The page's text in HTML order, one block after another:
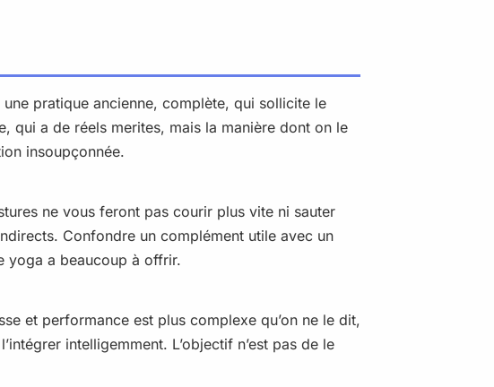
pratique ancienne, complète, qui sollicite le
qui a de réels merites, mais la manière dont on le
insoupçonnée.
ne vous feront pas courir plus vite ni sauter
Confondre un complément utile avec un
yoga a beaucoup à offrir.
et performance est plus complexe qu’on ne le dit,
intelligemment. L’objectif n’est pas de le